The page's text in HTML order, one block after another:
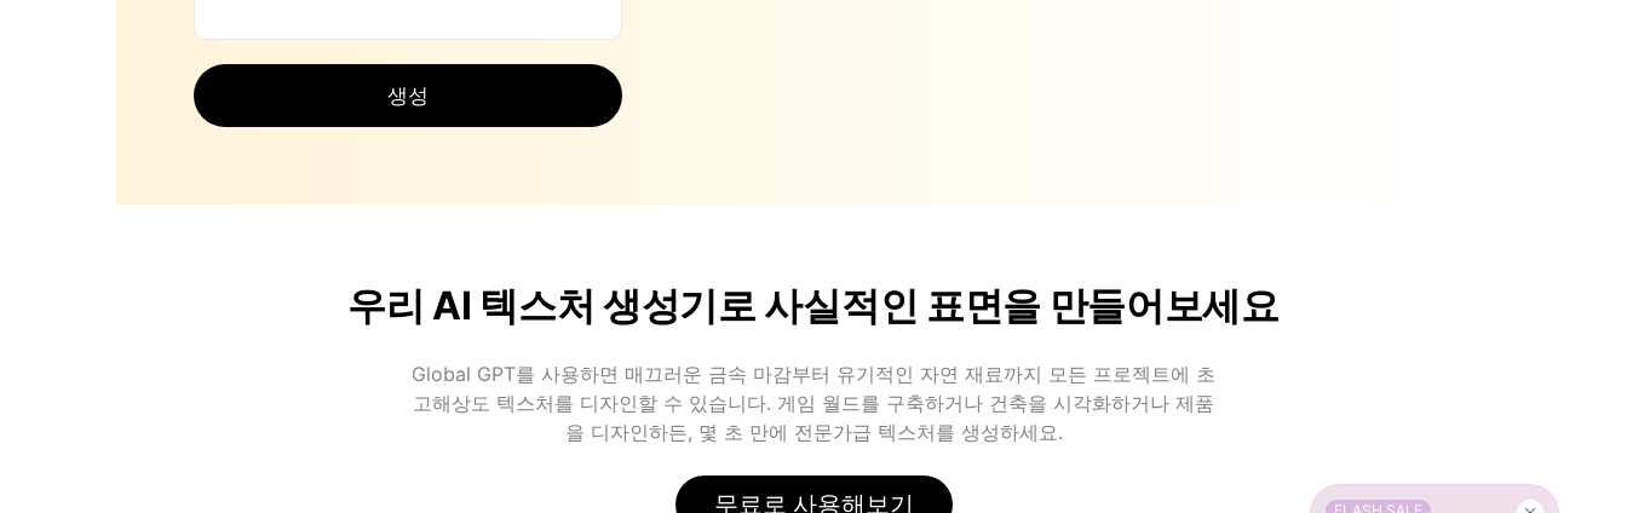
생성
우리 AI 텍스처 생성기로 사실적인 표면을 만들어보세요
Global GPT를 사용하면 매끄러운 금속 마감부터 유기적인 자연 재료까지 모든 프로젝트에 초
고해상도 텍스처를 디자인할 수 있습니다. 게임 월드를 구축하거나 건축을 시각화하거나 제품
을 디자인하든, 몇 초 만에 전문가급 텍스처를 생성하세요.
무료로 사용해보기